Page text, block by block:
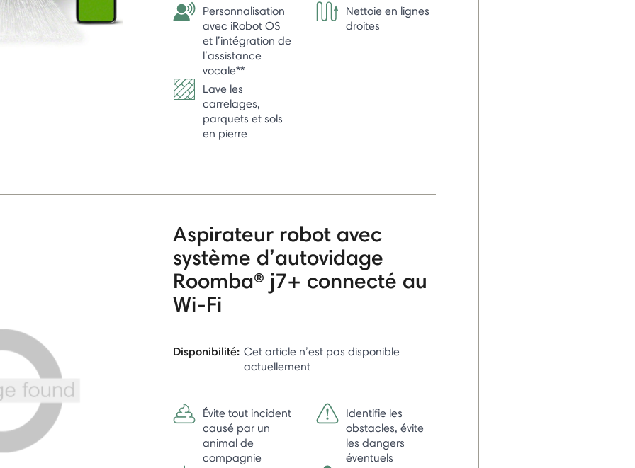
Personnalisation
avec iRobot OS
et l’intégration de
l’assistance
vocale**
Nettoie en lignes
droites
Lave les
carrelages,
parquets et sols
en pierre
Aspirateur robot avec
système d’autovidage
Roomba® j7+ connecté au
Wi-Fi
Disponibilité: Cet article n’est pas disponible
actuellement
Évite tout incident
causé par un
animal de
compagnie
Identifie les
obstacles, évite
les dangers
éventuels